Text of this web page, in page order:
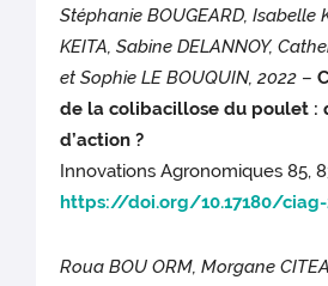
Stéphanie BOUGEARD, Isabelle
KEITA, Sabine DELANNOY,
et Sophie LE BOUQUIN, 2022 –
de la colibacillose du poulet :
d’action ?
Innovations Agronomiques 85,
https://doi.org/10.17180/
Roua BOU ORM, Morgane